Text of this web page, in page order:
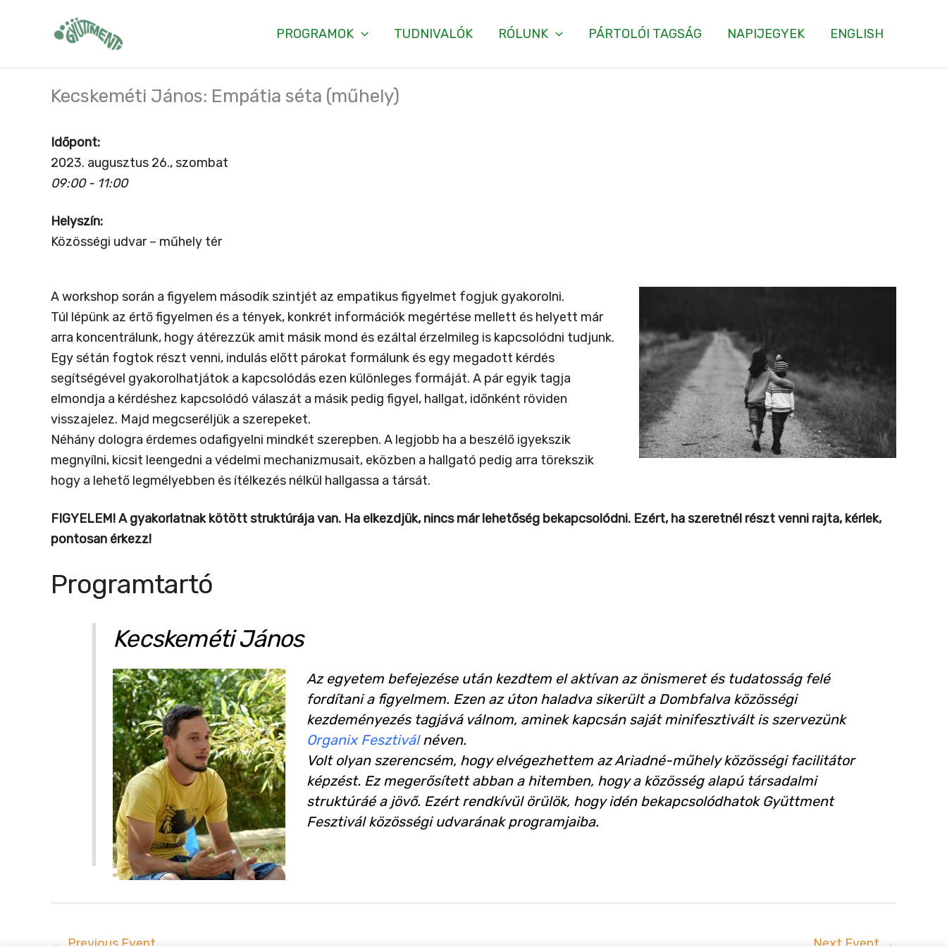
PROGRAMOK TUDNIVALÓK RÓLUNK PÁRTOLÓI TAGSÁG NAPIJEGYEK ENGLISH
Kecskeméti János: Empátia séta (műhely)
Időpont:
2023. augusztus 26., szombat
09:00 - 11:00
Helyszín:
Közösségi udvar – műhely tér
A workshop során a figyelem második szintjét az empatikus figyelmet fogjuk gyakorolni.
Túl lépünk az értő figyelmen és a tények, konkrét információk megértése mellett és helyett már
arra koncentrálunk, hogy átérezzük amit másik mond és ezáltal érzelmileg is kapcsolódni tudjunk.
Egy sétán fogtok részt venni, indulás előtt párokat formálunk és egy megadott kérdés
segítségével gyakorolhatjátok a kapcsolódás ezen különleges formáját. A pár egyik tagja
elmondja a kérdéshez kapcsolódó válaszát a másik pedig figyel, hallgat, időnként röviden
visszajelez. Majd megcseréljük a szerepeket.
Néhány dologra érdemes odafigyelni mindkét szerepben. A legjobb ha a beszélő igyekszik
megnyílni, kicsit leengedni a védelmi mechanizmusait, eközben a hallgató pedig arra törekszik
hogy a lehető legmélyebben és ítélkezés nélkül hallgassa a társát.
FIGYELEM!A gyakorlatnak kötött struktúrája van. Ha elkezdjük, nincs már lehetőség bekapcsolódni. Ezért, ha szeretnél részt venni rajta, kérlek,
pontosan érkezz!
Programtartó
Kecskeméti János
Az egyetem befejezése után kezdtem el aktívan az önismeret és tudatosság felé
fordítani a figyelmem. Ezen az úton haladva sikerült a Dombfalva közösségi
kezdeményezés tagjává válnom, aminek kapcsán saját minifesztivált is szervezünk
Organix Fesztiválnéven.
Volt olyan szerencsém, hogy elvégezhettem az Ariadné-műhely közösségi facilitátor
képzést. Ez megerősített abban a hitemben, hogy a közösség alapú társadalmi
struktúráé a jövő. Ezért rendkívül örülök, hogy idén bekapcsolódhatok Gyüttment
Fesztivál közösségi udvarának programjaiba.
← Previous Event Next Event →